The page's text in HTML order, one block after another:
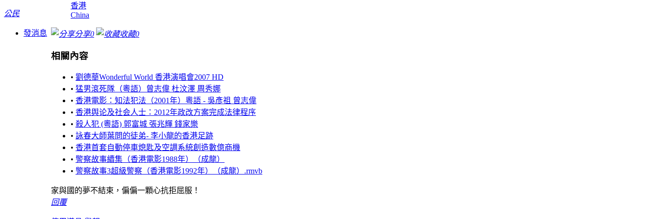
公民
發消息
香港
China
分享0 收藏0
相關內容
• 劉德華Wonderful World 香港演唱會2007 HD
• 猛男滾死隊（粵語）曾志偉 杜汶澤 周秀娜
• 香港電影：知法犯法（2001年）粵語 - 吳彥祖 曾志偉
• 香港舆论及社会人士：2012年政改方案完成法律程序
• 殺人犯 (粵語) 郭富城 張兆輝 錢家樂
• 詠春大師葉問的徒弟- 李小龍的香港足跡
• 香港首套自動停車熄匙及空調系統創造數億商機
• 警察故事續集（香港電影1988年）（成龍）
• 警察故事3超級警察（香港電影1992年）（成龍）.rmvb
家與國的夢不結束，偏偏一顆心抗拒屈服！
回覆